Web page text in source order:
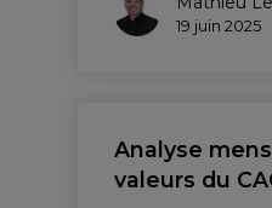
19 juin 2025
Analyse
valeurs du